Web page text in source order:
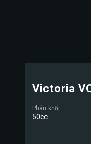
Victoria
Phân khối
50cc